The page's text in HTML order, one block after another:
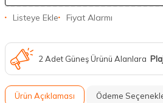
Listeye Ekle Fiyat Alarmı
2 Adet Güneş Ürünü Alanlara
Ürün Açıklaması Ödeme